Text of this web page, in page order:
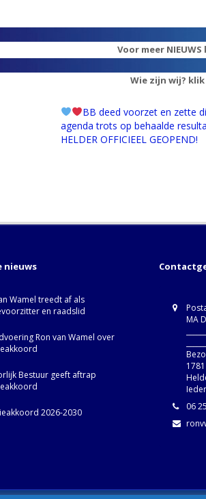
Voor meer NIEUWS
Wie zijn wij? klik
BB deed voorzet en zette
agenda trots op behaalde
HELDER OFFICIEEL GEOPEND!
nieuws
Wamel treedt af als
en raadslid
Ron van Wamel over
Bestuur geeft aftrap
2026-2030
MA
06